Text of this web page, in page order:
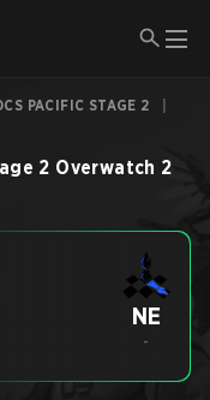
PACIFIC STAGE 2
2 Overwatch 2
NE
-